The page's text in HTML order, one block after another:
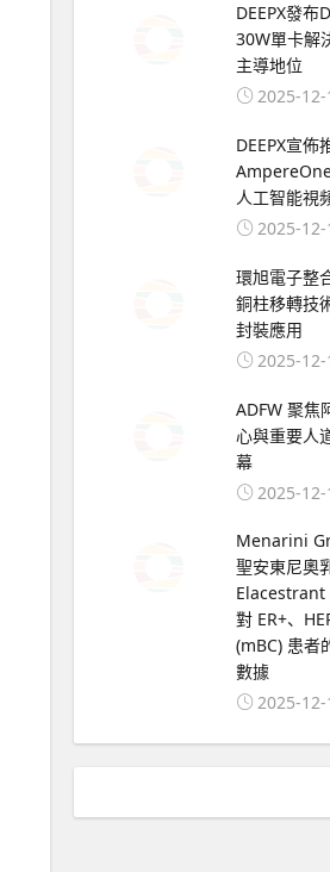
DEEPX發布
30W單卡解
主導地位
2025-12-
DEEPX宣佈
人工智能視
2025-12-
環旭電子整
銅柱移轉技
封裝應用
2025-12-
ADFW 聚焦
心與重要人
幕
2025-
Menarini
聖安東尼奧
Elacestrant
對 ER+、
(mBC) 患者
數據
2025-12-